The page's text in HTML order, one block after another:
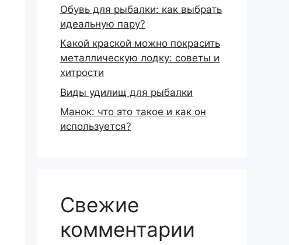
Обувь для рыбалки: как выбрать
идеальную пару?
Какой краской можно покрасить
металлическую лодку: советы и
хитрости
Виды удилищ для рыбалки
Манок: что это такое и как он
используется?
Свежие
комментарии